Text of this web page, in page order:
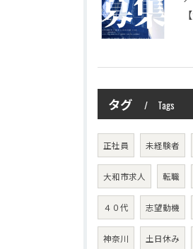
タグ Tags
正社員 未経験者
大和市求人 転職
４０代 志望動機
神奈川 土日休み